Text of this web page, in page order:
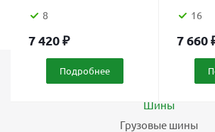
8
7 420₽
Подробнее
16
7 660
Шины
Грузовые шины